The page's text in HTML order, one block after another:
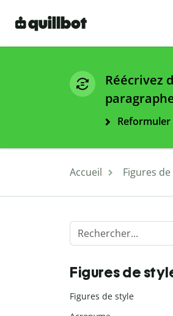
Réécrivez
Reformuler
Accueil Figures
Figures de
Figures de style